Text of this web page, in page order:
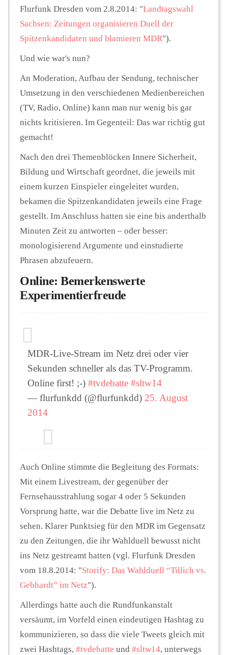
Flurfunk Dresden vom 2.8.2014: "Landtagswahl
Sachsen: Zeitungen organisieren Duell der
Spitzenkandidaten und blamieren MDR").
Und wie war's nun?
An Moderation, Aufbau der Sendung, technischer
Umsetzung in den verschiedenen Medienbereichen
(TV, Radio, Online) kann man nur wenig bis gar
nichts kritisieren. Im Gegenteil: Das war richtig gut
gemacht!
Nach den drei Themenblöcken Innere Sicherheit,
Bildung und Wirtschaft geordnet, die jeweils mit
einem kurzen Einspieler eingeleitet wurden,
bekamen die Spitzenkandidaten jeweils eine Frage
gestellt. Im Anschluss hatten sie eine bis anderthalb
Minuten Zeit zu antworten – oder besser:
monologisierend Argumente und einstudierte
Phrasen abzufeuern.
Online: Bemerkenswerte
Experimentierfreude
MDR-Live-Stream im Netz drei oder vier
Sekunden schneller als das TV-Programm.
Online first! ;-) #tvdebatte #sltw14
— flurfunkdd (@flurfunkdd) 25. August
2014
Auch Online stimmte die Begleitung des Formats:
Mit einem Livestream, der gegenüber der
Fernsehausstrahlung sogar 4 oder 5 Sekunden
Vorsprung hatte, war die Debatte live im Netz zu
sehen. Klarer Punktsieg für den MDR im Gegensatz
zu den Zeitungen, die ihr Wahlduell bewusst nicht
ins Netz gestreamt hatten (vgl. Flurfunk Dresden
vom 18.8.2014: "Storify: Das Wahlduell “Tillich vs.
Gebhardt” im Netz").
Allerdings hatte auch die Rundfunkanstalt
versäumt, im Vorfeld einen eindeutigen Hashtag zu
kommunizieren, so dass die viele Tweets gleich mit
zwei Hashtags, #tvdebatte und #sltw14, unterwegs